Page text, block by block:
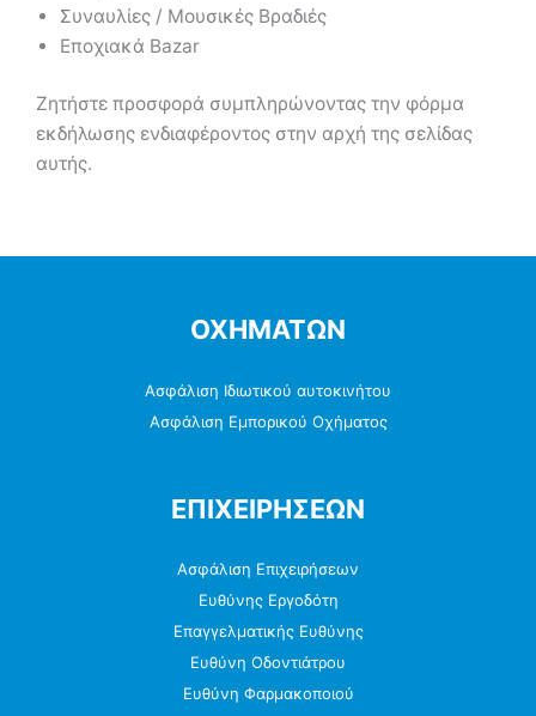
Συναυλίες / Μουσικές Βραδιές
Εποχιακά Bazar
Ζητήστε προσφορά συμπληρώνοντας την φόρμα
εκδήλωσης ενδιαφέροντος στην αρχή της σελίδας
αυτής.
ΟΧΗΜΑΤΩΝ
Ασφάλιση Ιδιωτικού αυτοκινήτου
Ασφάλιση Εμπορικού Οχήματος
ΕΠΙΧΕΙΡΗΣΕΩΝ
Ασφάλιση Επιχειρήσεων
Ευθύνης Εργοδότη
Επαγγελματικής Ευθύνης
Ευθύνη Οδοντιάτρου
Ευθύνη Φαρμακοποιού